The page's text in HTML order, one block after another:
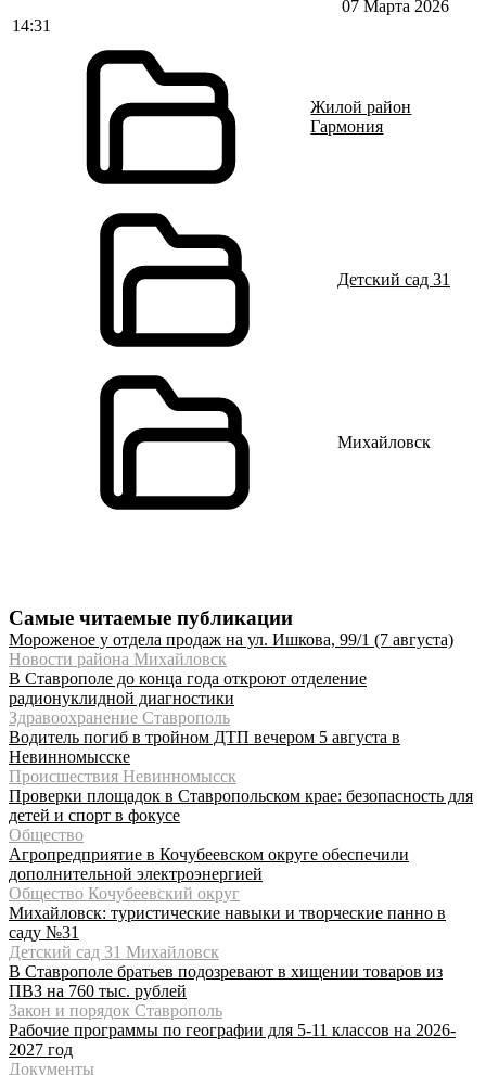
07 Марта 2026
14:31
Жилой район
Гармония
Детский сад 31
Михайловск
Самые читаемые публикации
Мороженое у отдела продаж на ул. Ишкова, 99/1 (7 августа)
Новости района Михайловск
В Ставрополе до конца года откроют отделение
радионуклидной диагностики
Здравоохранение Ставрополь
Водитель погиб в тройном ДТП вечером 5 августа в
Невинномысске
Происшествия Невинномысск
Проверки площадок в Ставропольском крае: безопасность для
детей и спорт в фокусе
Общество
Агропредприятие в Кочубеевском округе обеспечили
дополнительной электроэнергией
Общество Кочубеевский округ
Михайловск: туристические навыки и творческие панно в
саду №31
Детский сад 31 Михайловск
В Ставрополе братьев подозревают в хищении товаров из
ПВЗ на 760 тыс. рублей
Закон и порядок Ставрополь
Рабочие программы по географии для 5-11 классов на 2026-
2027 год
Документы